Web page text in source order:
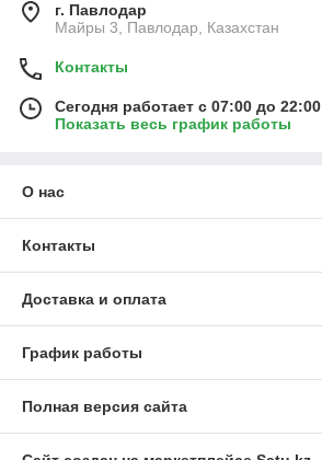
г. Павлодар
Майры 3, Павлодар, Казахстан
Контакты
Сегодня работает с 07:00 до 22:00
Показать весь график работы
О нас
Контакты
Доставка и оплата
График работы
Полная версия сайта